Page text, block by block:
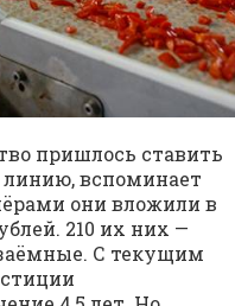
пришлось ставить
вспоминает
они вложили в
210 их них —
С текущим